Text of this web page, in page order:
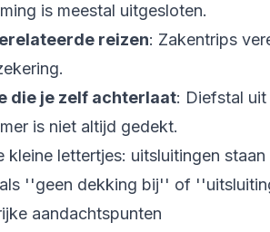
is meestal uitgesloten.
reizen: Zakentrips
die je zelf achterlaat: Diefstal
is niet altijd gedekt.
kleine lettertjes: uitsluitingen
''geen dekking bij'' of
aandachtspunten